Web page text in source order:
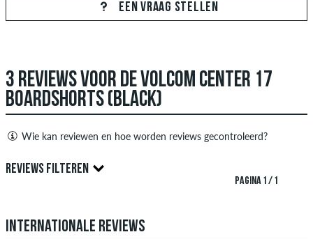
EEN VRAAG STELLEN
3 REVIEWS VOOR DE VOLCOM CENTER 17
BOARDSHORTS (BLACK)
Wie kan reviewen en hoe worden reviews gecontroleerd?
Alleen mensen met een skatedeluxe klant account kunnen
reviews aanmaken. Ze worden gepubliceerd na onze controle.
die de toepasselijke wetgeving of auteursrechten schenden
REVIEWS FILTEREN
5.0
PAGINA 1 / 1
Internationale reviews